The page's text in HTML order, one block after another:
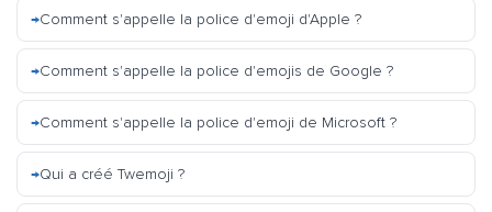
Comment s'appelle la police d'emoji d'Apple ?
Comment s'appelle la police d'emojis de Google ?
Comment s'appelle la police d'emoji de Microsoft ?
Qui a créé Twemoji ?